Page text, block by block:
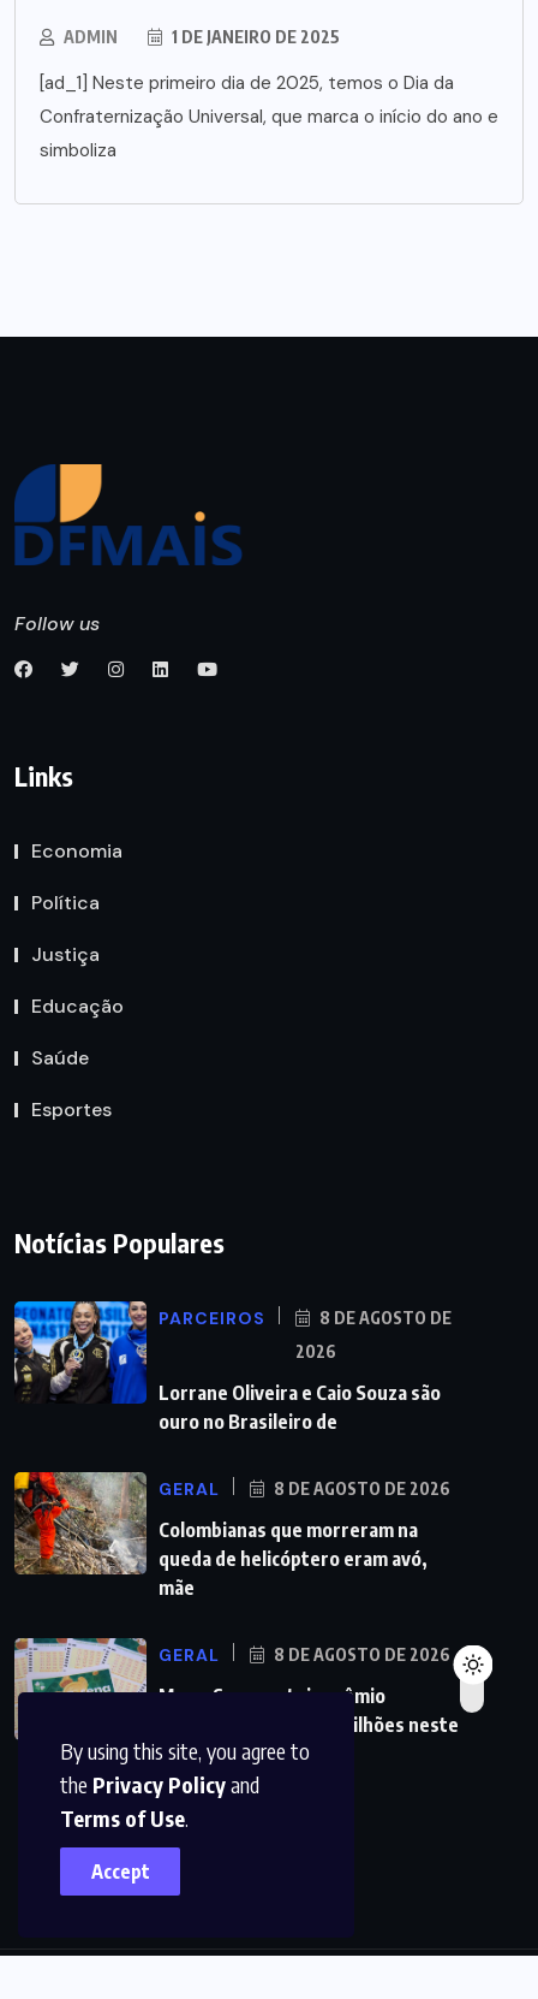
By using this site, you agree to
the Privacy Policyand
Terms of Use.
Accept
ADMIN 1 DE JANEIRO DE 2025
[ad_1] Neste primeiro dia de 2025, temos o Dia da
Confraternização Universal, que marca o início do ano e
simboliza
Follow us
Links
Economia
Política
Justiça
Educação
Saúde
Esportes
Notícias Populares
PARCEIROS
8 DE AGOSTO DE
2026
Lorrane Oliveira e Caio Souza são
ouro no Brasileiro de
GERAL 8 DE AGOSTO DE 2026
Colombianas que morreram na
queda de helicóptero eram avó,
mãe
GERAL 8 DE AGOSTO DE 2026
Mega-Sena sorteia prêmio
acumulado de R$ 165 milhões neste
domingo